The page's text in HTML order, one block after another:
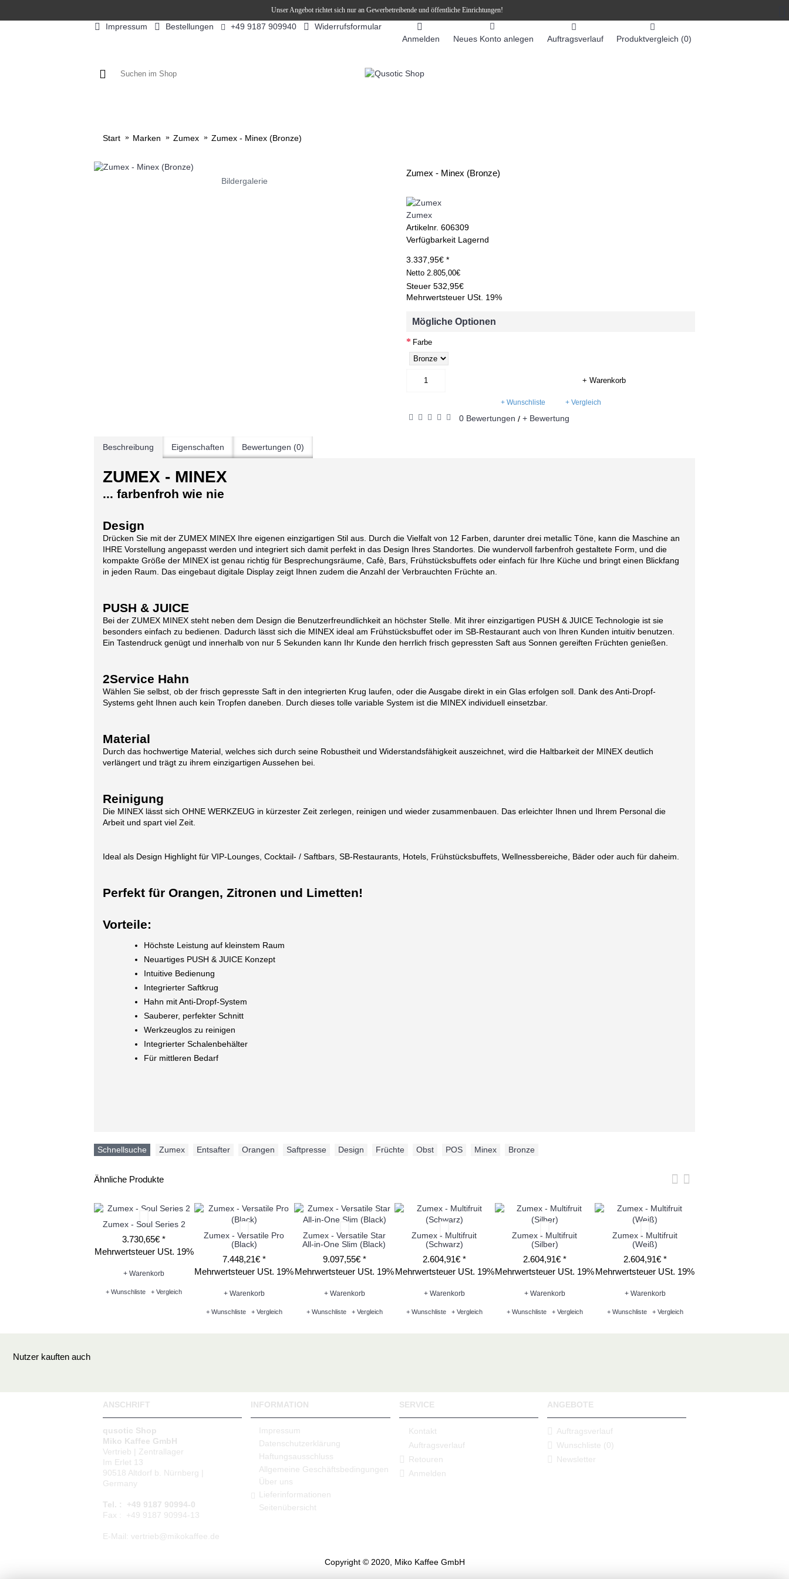
Unser Angebot richtet sich nur an Gewerbetreibende und öffentliche Einrichtungen!
Impressum Bestellungen +49 9187 909940
Widerrufsformular
Anmelden
Neues Konto anlegen Auftragsverlauf Produktvergleich (0)
Start Marken Zumex Zumex - Minex (Bronze)
Bildergalerie
Zumex - Minex (Bronze)
Zumex
Artikelnr. 606309
Verfügbarkeit Lagernd
3.337,95€ *
Netto 2.805,00€
Steuer 532,95€
Mehrwertsteuer USt. 19%
Mögliche Optionen
Farbe
+ Warenkorb
+ Wunschliste + Vergleich
0 Bewertungen / + Bewertung
Beschreibung Eigenschaften Bewertungen (0)
ZUMEX - MINEX
... farbenfroh wie nie
Design
Drücken Sie mit der ZUMEX MINEX Ihre eigenen einzigartigen Stil aus. Durch die Vielfalt von 12 Farben, darunter drei metallic Töne, kann die Maschine an
IHRE Vorstellung angepasst werden und integriert sich damit perfekt in das Design Ihres Standortes. Die wundervoll farbenfroh gestaltete Form, und die
kompakte Größe der MINEX ist genau richtig für Besprechungsräume, Cafè, Bars, Frühstücksbuffets oder einfach für Ihre Küche und bringt einen Blickfang
in jeden Raum. Das eingebaut digitale Display zeigt Ihnen zudem die Anzahl der Verbrauchten Früchte an.
PUSH & JUICE
Bei der ZUMEX MINEX steht neben dem Design die Benutzerfreundlichkeit an höchster Stelle. Mit ihrer einzigartigen PUSH & JUICE Technologie ist sie
besonders einfach zu bedienen. Dadurch lässt sich die MINEX ideal am Frühstücksbuffet oder im SB-Restaurant auch von Ihren Kunden intuitiv benutzen.
Ein Tastendruck genügt und innerhalb von nur 5 Sekunden kann Ihr Kunde den herrlich frisch gepressten Saft aus Sonnen gereiften Früchten genießen.
2Service Hahn
Wählen Sie selbst, ob der frisch gepresste Saft in den integrierten Krug laufen, oder die Ausgabe direkt in ein Glas erfolgen soll. Dank des Anti-Dropf-
Systems geht Ihnen auch kein Tropfen daneben. Durch dieses tolle variable System ist die MINEX individuell einsetzbar.
Material
Durch das hochwertige Material, welches sich durch seine Robustheit und Widerstandsfähigkeit auszeichnet, wird die Haltbarkeit der MINEX deutlich
verlängert und trägt zu ihrem einzigartigen Aussehen bei.
Reinigung
Die MINEX lässt sich OHNE WERKZEUG in kürzester Zeit zerlegen, reinigen und wieder zusammenbauen. Das erleichter Ihnen und Ihrem Personal die
Arbeit und spart viel Zeit.
Ideal als Design Highlight für VIP-Lounges, Cocktail- / Saftbars, SB-Restaurants, Hotels, Frühstücksbuffets, Wellnessbereiche, Bäder oder auch für daheim.
Perfekt für Orangen, Zitronen und Limetten!
Vorteile:
Höchste Leistung auf kleinstem Raum
Neuartiges PUSH & JUICE Konzept
Intuitive Bedienung
Integrierter Saftkrug
Hahn mit Anti-Dropf-System
Sauberer, perfekter Schnitt
Werkzeuglos zu reinigen
Integrierter Schalenbehälter
Für mittleren Bedarf
Schnellsuche Zumex Entsafter Orangen Saftpresse Design Früchte Obst POS Minex Bronze
Ähnliche Produkte
Zumex - Soul Series 2
3.730,65€ *
Mehrwertsteuer USt. 19%
+ Warenkorb
+ Wunschliste + Vergleich
Zumex - Versatile Pro
(Black)
7.448,21€ *
Mehrwertsteuer USt. 19%
+ Warenkorb
+ Wunschliste + Vergleich
Zumex - Versatile Star
All-in-One Slim (Black)
9.097,55€ *
Mehrwertsteuer USt. 19%
+ Warenkorb
+ Wunschliste + Vergleich
Zumex - Multifruit
(Schwarz)
2.604,91€ *
Mehrwertsteuer USt. 19%
+ Warenkorb
+ Wunschliste + Vergleich
Zumex - Multifruit
(Silber)
2.604,91€ *
Mehrwertsteuer USt. 19%
+ Warenkorb
+ Wunschliste + Vergleich
Zumex - Multifruit
(Weiß)
2.604,91€ *
Mehrwertsteuer USt. 19%
+ Warenkorb
+ Wunschliste + Vergleich
Nutzer kauften auch
ANSCHRIFT
qusotic Shop
Miko Kaffee GmbH
Vertrieb | Zentrallager
Im Erlet 13
90518 Altdorf b. Nürnberg |
Germany
Tel. : +49 9187 90994-0
Fax : +49 9187 90994-13
E-Mail: vertrieb@mikokaffee.de
INFORMATION
Impressum
Datenschutzerklärung
Haftungsausschluss
Allgemeine Geschäftsbedingungen
Über uns
Lieferinformationen
Seitenübersicht
SERVICE
Kontakt
Auftragsverlauf
Retouren
Anmelden
ANGEBOTE
Auftragsverlauf
Wunschliste (0)
Newsletter
Copyright © 2020, Miko Kaffee GmbH